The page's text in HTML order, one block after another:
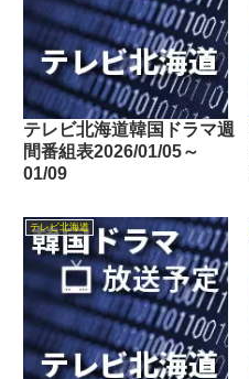
テレビ北海道韓国ドラマ週
間番組表2026/01/05～
01/09
テレビ北海道